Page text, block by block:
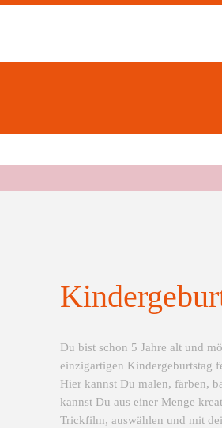
Du bist schon 5 Jahre alt und
einzigartigen Kindergeburtstag
Hier kannst Du malen, färben,
kannst Du aus einer Menge
Trickfilm, auswählen und mit